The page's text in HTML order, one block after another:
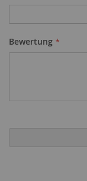
Bewertung